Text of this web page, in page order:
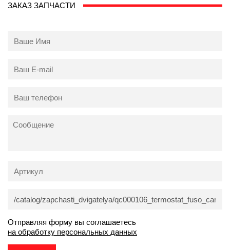
ЗАКАЗ ЗАПЧАСТИ
Отправляя форму вы соглашаетесь
на обработку персональных данных